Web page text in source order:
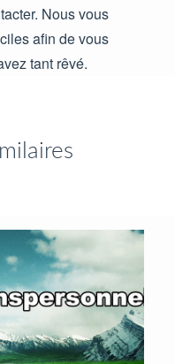
Nous vous
afin de vous
tant rêvé.